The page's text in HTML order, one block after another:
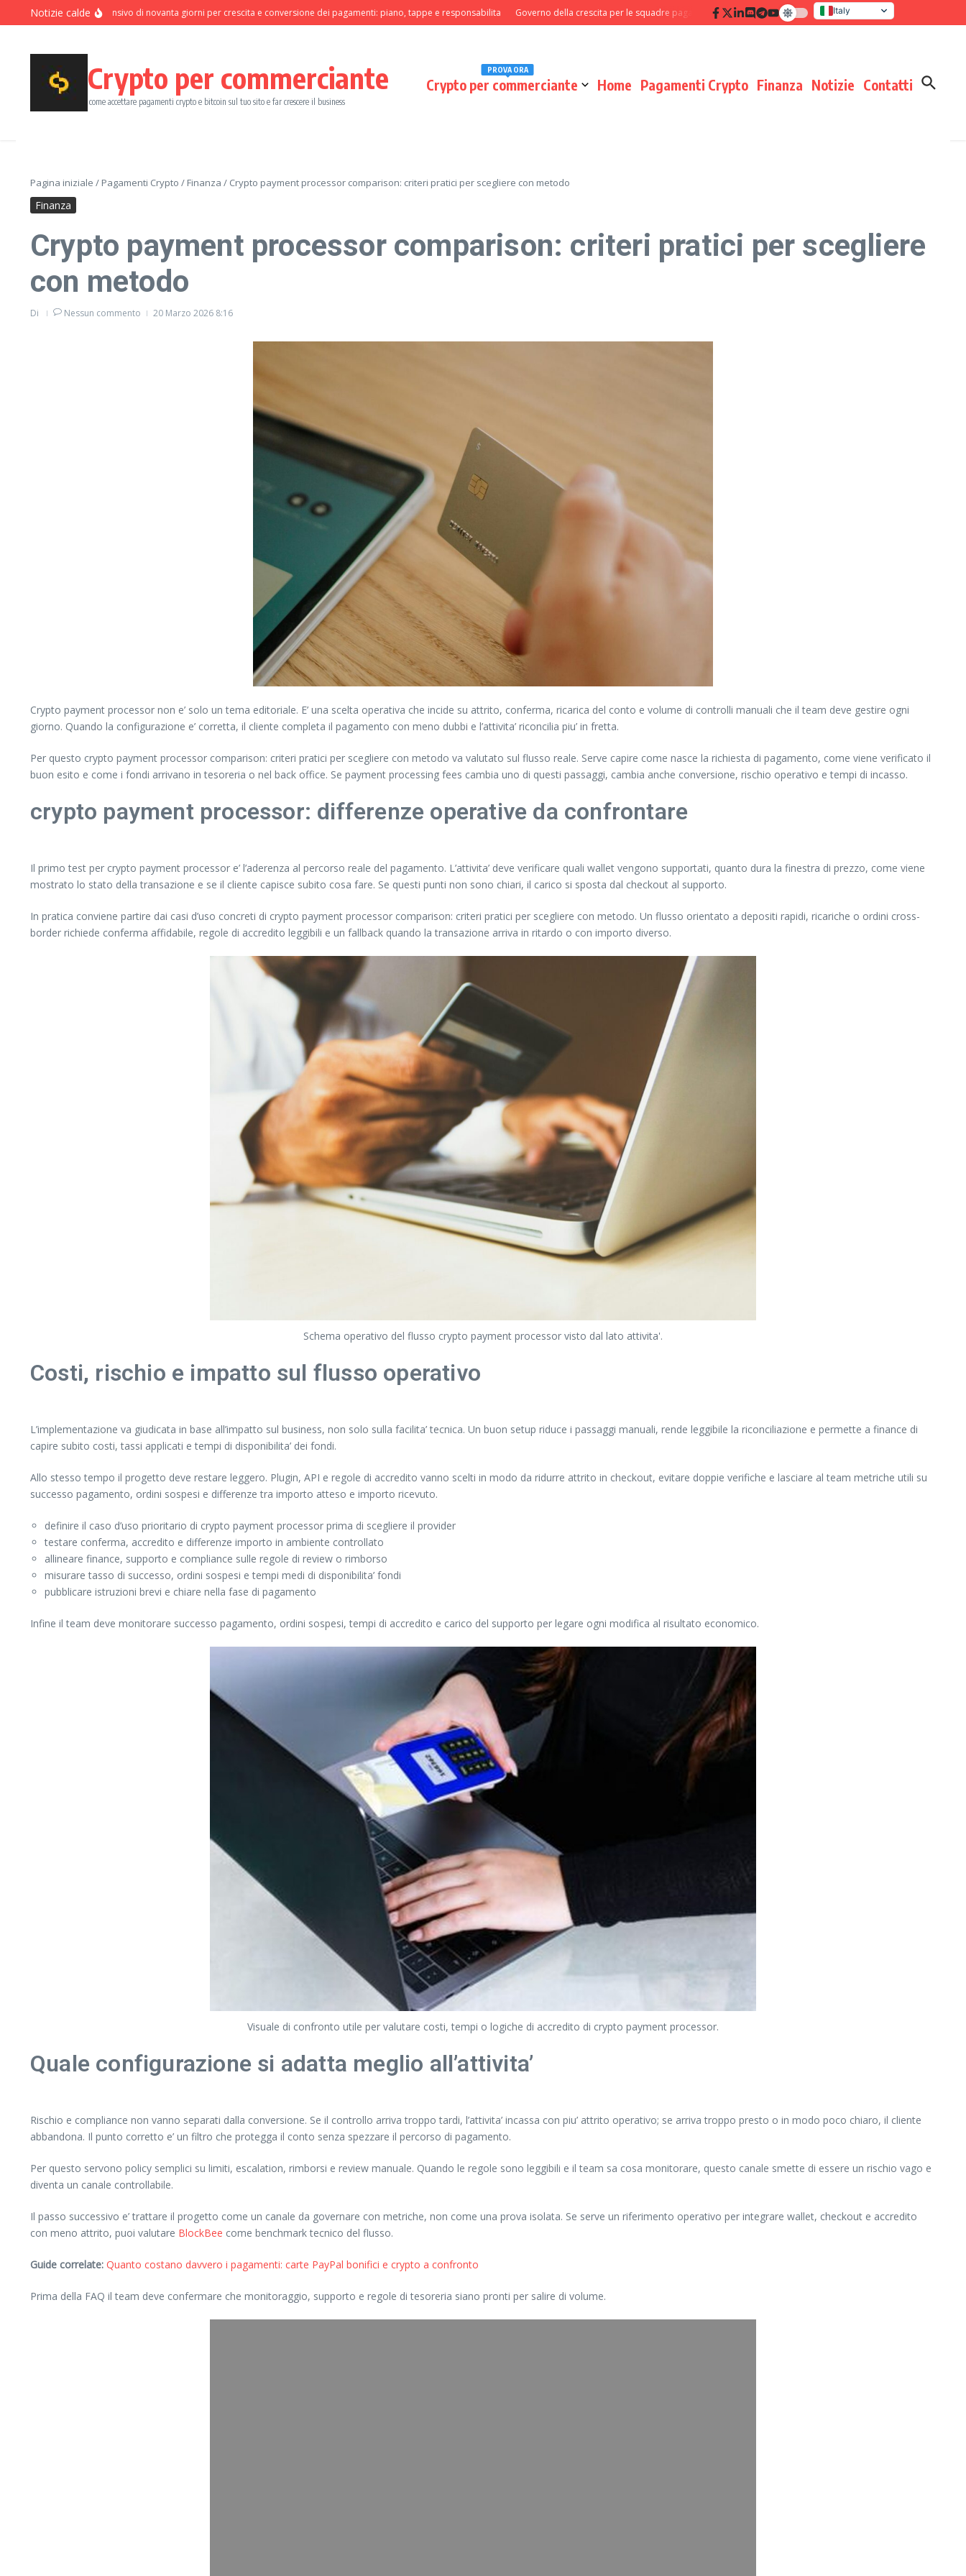
Salta al contenuto
Notizie calde
Programma intensivo di novanta giorni per crescita e conversione dei pagamenti: piano, tappe e responsabilita Governo della crescita per le squadre pagamenti: disciplina di processo che moltiplica i risultati
Italy
United States
Crypto per commerciante
come accettare pagamenti crypto e bitcoin sul tuo sito e far crescere il business
Crypto per commerciante
PROVA ORA
Home Pagamenti Crypto Finanza Notizie Contatti
Pagina iniziale / Pagamenti Crypto / Finanza / Crypto payment processor comparison: criteri pratici per scegliere con metodo
Finanza
Crypto payment processor comparison: criteri pratici per scegliere
con metodo
Di Nessun commento 20 Marzo 2026 8:16
Crypto payment processor non e’ solo un tema editoriale. E’ una scelta operativa che incide su attrito, conferma, ricarica del conto e volume di controlli manuali che il team deve gestire ogni
giorno. Quando la configurazione e’ corretta, il cliente completa il pagamento con meno dubbi e l’attivita’ riconcilia piu’ in fretta.
Per questo crypto payment processor comparison: criteri pratici per scegliere con metodo va valutato sul flusso reale. Serve capire come nasce la richiesta di pagamento, come viene verificato il
buon esito e come i fondi arrivano in tesoreria o nel back office. Se payment processing fees cambia uno di questi passaggi, cambia anche conversione, rischio operativo e tempi di incasso.
crypto payment processor: differenze operative da confrontare
Il primo test per crypto payment processor e’ l’aderenza al percorso reale del pagamento. L’attivita’ deve verificare quali wallet vengono supportati, quanto dura la finestra di prezzo, come viene
mostrato lo stato della transazione e se il cliente capisce subito cosa fare. Se questi punti non sono chiari, il carico si sposta dal checkout al supporto.
In pratica conviene partire dai casi d’uso concreti di crypto payment processor comparison: criteri pratici per scegliere con metodo. Un flusso orientato a depositi rapidi, ricariche o ordini cross-
border richiede conferma affidabile, regole di accredito leggibili e un fallback quando la transazione arriva in ritardo o con importo diverso.
Schema operativo del flusso crypto payment processor visto dal lato attivita'.
Costi, rischio e impatto sul flusso operativo
L’implementazione va giudicata in base all’impatto sul business, non solo sulla facilita’ tecnica. Un buon setup riduce i passaggi manuali, rende leggibile la riconciliazione e permette a finance di
capire subito costi, tassi applicati e tempi di disponibilita’ dei fondi.
Allo stesso tempo il progetto deve restare leggero. Plugin, API e regole di accredito vanno scelti in modo da ridurre attrito in checkout, evitare doppie verifiche e lasciare al team metriche utili su
successo pagamento, ordini sospesi e differenze tra importo atteso e importo ricevuto.
definire il caso d’uso prioritario di crypto payment processor prima di scegliere il provider
testare conferma, accredito e differenze importo in ambiente controllato
allineare finance, supporto e compliance sulle regole di review o rimborso
misurare tasso di successo, ordini sospesi e tempi medi di disponibilita’ fondi
pubblicare istruzioni brevi e chiare nella fase di pagamento
Infine il team deve monitorare successo pagamento, ordini sospesi, tempi di accredito e carico del supporto per legare ogni modifica al risultato economico.
Visuale di confronto utile per valutare costi, tempi o logiche di accredito di crypto payment processor.
Quale configurazione si adatta meglio all’attivita’
Rischio e compliance non vanno separati dalla conversione. Se il controllo arriva troppo tardi, l’attivita’ incassa con piu’ attrito operativo; se arriva troppo presto o in modo poco chiaro, il cliente
abbandona. Il punto corretto e’ un filtro che protegga il conto senza spezzare il percorso di pagamento.
Per questo servono policy semplici su limiti, escalation, rimborsi e review manuale. Quando le regole sono leggibili e il team sa cosa monitorare, questo canale smette di essere un rischio vago e
diventa un canale controllabile.
Il passo successivo e’ trattare il progetto come un canale da governare con metriche, non come una prova isolata. Se serve un riferimento operativo per integrare wallet, checkout e accredito
con meno attrito, puoi valutare BlockBee come benchmark tecnico del flusso.
Guide correlate: Quanto costano davvero i pagamenti: carte PayPal bonifici e crypto a confronto
Prima della FAQ il team deve confermare che monitoraggio, supporto e regole di tesoreria siano pronti per salire di volume.